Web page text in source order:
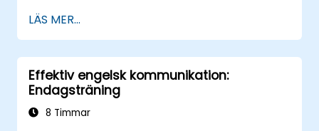
LÄS MER...
Effektiv engelsk kommunikation:
Endagsträning
8 Timmar